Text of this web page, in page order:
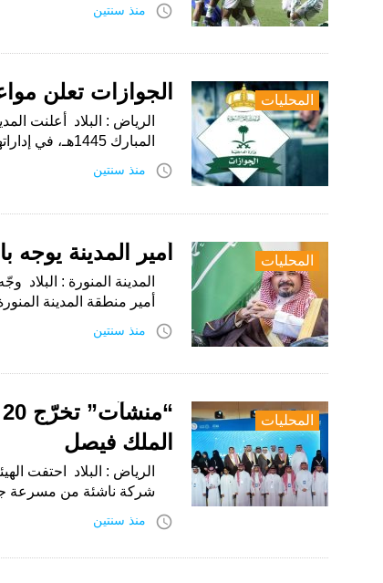
access_time منذ سنتين
المحليات الجوازات تعلن
الرياض : البلاد أعلنت
المبارك 1445هـ، في إداراتها بمناطق المملكة، وذلك حرصاً على خدمة المستفيدين في…
access_time منذ سنتين
المحليات أمير المدينة
المدينة المنورة :
أمير منطقة المدينة
access_time منذ سنتين
المحليات
الملك فيصل
شركة ناشئة من مسرعة
access_time منذ سنتين